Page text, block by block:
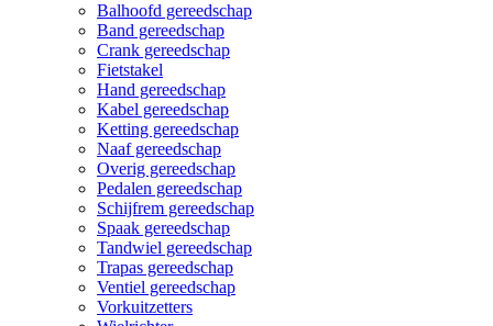
Balhoofd gereedschap
Band gereedschap
Crank gereedschap
Fietstakel
Hand gereedschap
Kabel gereedschap
Ketting gereedschap
Naaf gereedschap
Overig gereedschap
Pedalen gereedschap
Schijfrem gereedschap
Spaak gereedschap
Tandwiel gereedschap
Trapas gereedschap
Ventiel gereedschap
Vorkuitzetters